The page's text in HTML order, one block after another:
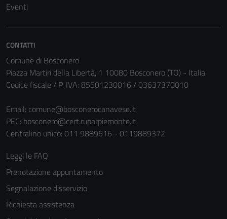
Eventi
CONTATTI
Comune di Bosconero
Piazza Martiri della Libertà, 1 10080 Bosconero (TO) - Italia
Codice fiscale / P. IVA: 85501230016 / 03637370010
Email: comune@bosconerocanavese.it
PEC: bosconero@cert.ruparpiemonte.it
Centralino unico: 011 9889616 - 0119889372
Leggi le FAQ
Prenotazione appuntamento
Segnalazione disservizio
Richiesta assistenza